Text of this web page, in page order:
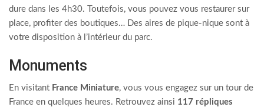
dure dans les 4h30. Toutefois, vous pouvez vous restaurer sur
place, profiter des boutiques… Des aires de pique-nique sont à
votre disposition à l’intérieur du parc.
Monuments
En visitant France Miniature, vous vous engagez sur un tour de
France en quelques heures. Retrouvez ainsi 117 répliques